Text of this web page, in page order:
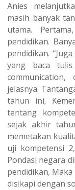
Anies
masih banyak
utama.
pendidikan.
pendidikan.
yang baca
jelasnya.
tahun ini,
tentang
sejak akhir
memetakan
uji kompetensi
Pondasi negara
pendidikan,
disikapi dengan